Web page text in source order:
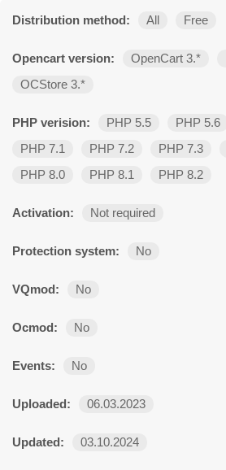
Distribution method: All Free
Opencart version: OpenCart 3.*
OCStore 3.*
PHP verision: PHP 5.5 PHP 5.6
PHP 7.1
PHP 7.2 PHP 7.3
PHP 8.0
PHP 8.1 PHP 8.2
Activation: Not required
Protection system: No
VQmod: No
Ocmod: No
Events: No
Uploaded: 06.03.2023
Updated: 03.10.2024